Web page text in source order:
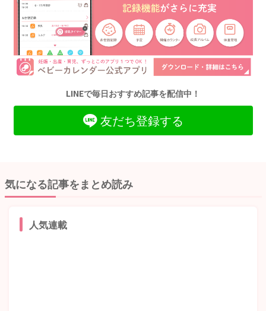
LINEで毎日おすすめ記事を配信中！
友だち登録する
気になる記事をまとめ読み
人気連載